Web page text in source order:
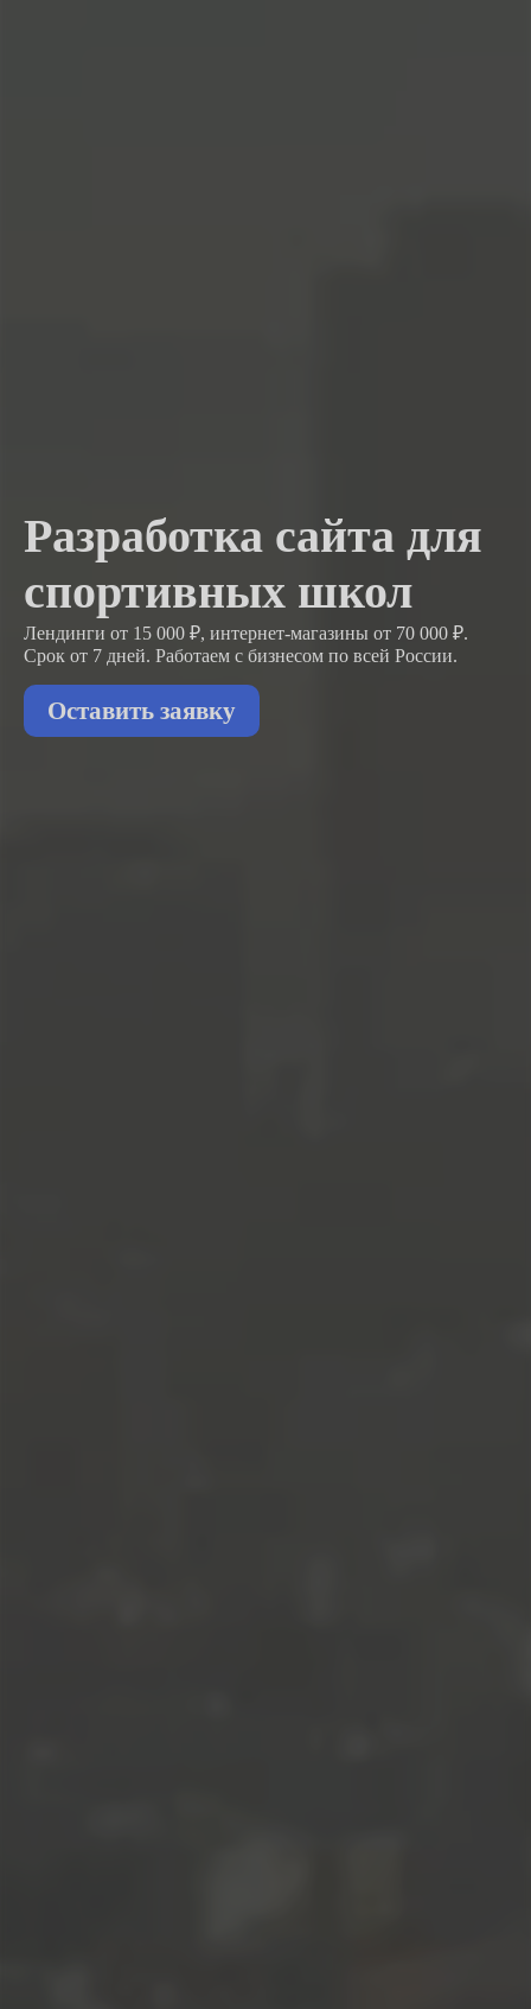
Разработка сайта для
спортивных школ
Лендинги от 15 000 ₽, интернет-магазины от 70 000 ₽.
Срок от 7 дней. Работаем с бизнесом по всей России.
Оставить заявку